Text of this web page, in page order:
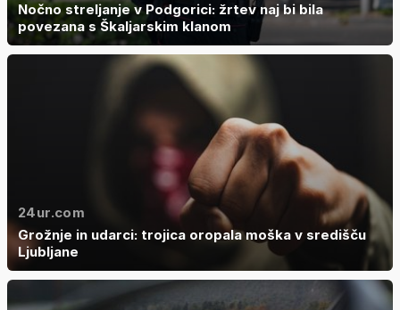
Nočno streljanje v Podgorici: žrtev naj bi bila
povezana s Škaljarskim klanom
24ur.com
Grožnje in udarci: trojica oropala moška v središču
Ljubljane